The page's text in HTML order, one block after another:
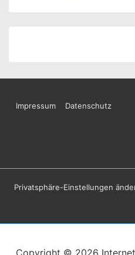
Footer-
Impressum Datenschutz
Privatsphäre-Einstellungen
Copyright © 2026